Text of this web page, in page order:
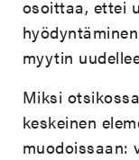
osoittaa, ettei
myytin
Miksi
keskeinen
muodoissaan: